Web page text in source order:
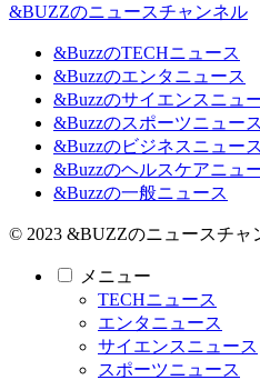
&BUZZのニュースチャンネル
&BuzzのTECHニュース
&Buzzのエンタニュース
&Buzzのサイエンスニュ
&Buzzのスポーツニュース
&Buzzのビジネスニュース
&Buzzのヘルスケアニュ
&Buzzの一般ニュース
© 2023 &BUZZのニュースチャ
メニュー
TECHニュース
エンタニュース
サイエンスニュース
スポーツニュース